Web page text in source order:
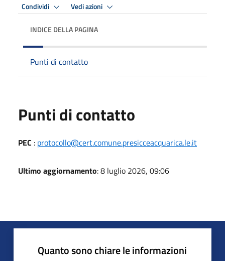
Condividi Vedi azioni
INDICE DELLA PAGINA
Punti di contatto
Punti di contatto
PEC : protocollo@cert.comune.presicceacquarica.le.it
Ultimo aggiornamento: 8 luglio 2026, 09:06
Quanto sono chiare le informazioni